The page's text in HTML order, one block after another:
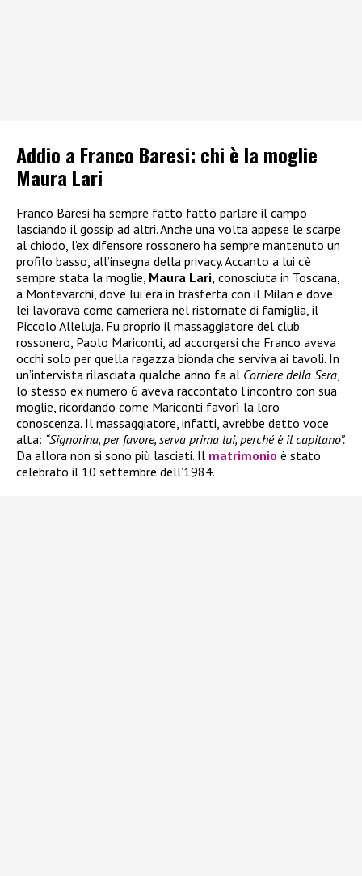
Addio a Franco Baresi: chi è la moglie
Maura Lari
Franco Baresi ha sempre fatto fatto parlare il campo
lasciando il gossip ad altri. Anche una volta appese le scarpe
al chiodo, l’ex difensore rossonero ha sempre mantenuto un
profilo basso, all’insegna della privacy. Accanto a lui c’è
sempre stata la moglie, Maura Lari, conosciuta in Toscana,
a Montevarchi, dove lui era in trasferta con il Milan e dove
lei lavorava come cameriera nel ristornate di famiglia, il
Piccolo Alleluja. Fu proprio il massaggiatore del club
rossonero, Paolo Mariconti, ad accorgersi che Franco aveva
occhi solo per quella ragazza bionda che serviva ai tavoli. In
un’intervista rilasciata qualche anno fa al Corriere della Sera
lo stesso ex numero 6 aveva raccontato l’incontro con sua
moglie, ricordando come Mariconti favorì la loro
conoscenza. Il massaggiatore, infatti, avrebbe detto voce
alta: “Signorina, per favore, serva prima lui, perché è il capitano”.
Da allora non si sono più lasciati. Il matrimonio è stato
celebrato il 10 settembre dell’1984.